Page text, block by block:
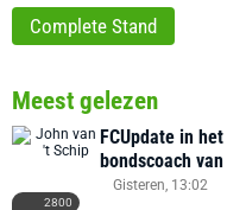
Complete Stand
Meest gelezen
2800
FCUpdate in
bondscoach
Gisteren, 13:02